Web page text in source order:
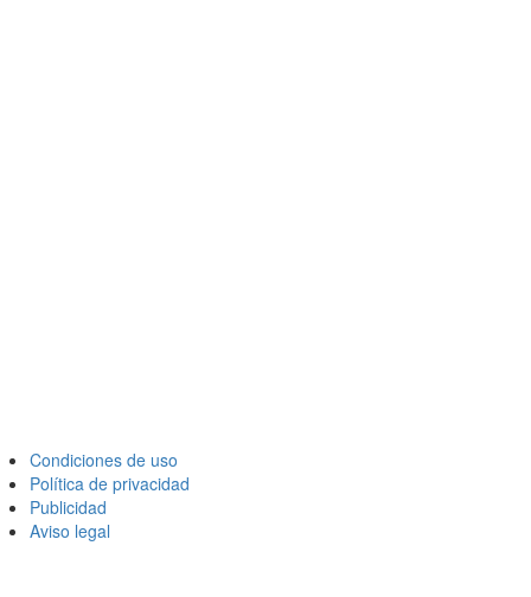
Condiciones de uso
Política de privacidad
Publicidad
Aviso legal